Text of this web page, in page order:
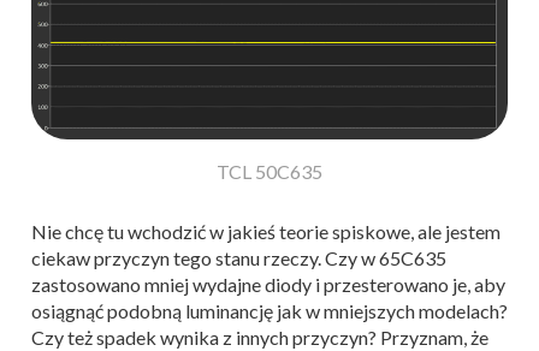
TCL 50C635
Nie chcę tu wchodzić w jakieś teorie spiskowe, ale jestem
ciekaw przyczyn tego stanu rzeczy. Czy w 65C635
zastosowano mniej wydajne diody i przesterowano je, aby
osiągnąć podobną luminancję jak w mniejszych modelach?
Czy też spadek wynika z innych przyczyn? Przyznam, że